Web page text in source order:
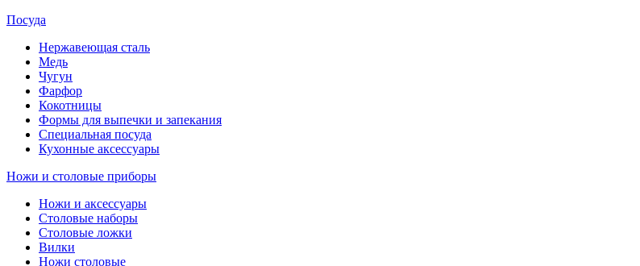
Посуда
Нержавеющая сталь
Медь
Чугун
Фарфор
Кокотницы
Формы для выпечки и запекания
Специальная посуда
Кухонные аксессуары
Ножи и столовые приборы
Ножи и аксессуары
Столовые наборы
Столовые ложки
Вилки
Ножи столовые